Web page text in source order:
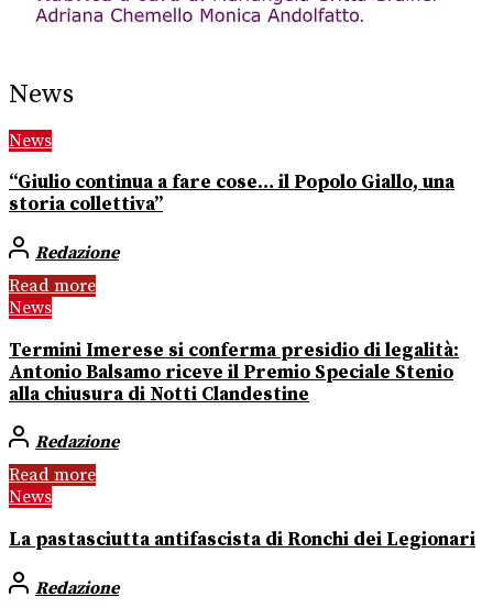
News
News
“Giulio continua a fare cose… il Popolo Giallo, una
storia collettiva”
Redazione
Read more
News
Termini Imerese si conferma presidio di legalità:
Antonio Balsamo riceve il Premio Speciale Stenio
alla chiusura di Notti Clandestine
Redazione
Read more
News
La pastasciutta antifascista di Ronchi dei Legionari
Redazione